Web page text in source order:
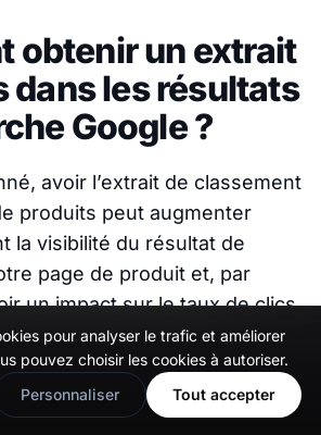
obtenir un extrait
dans les résultats
Google ?
avoir l’extrait de classement
produits peut augmenter
la visibilité du résultat de
page de produit et, par
un impact sur le taux de clics.
de trafic et plus de ventes
code que vous pouvez
pour analyser le trafic et améliorer
pouvez choisir les cookies à autoriser.
Personnaliser Tout accepter
this site in English?